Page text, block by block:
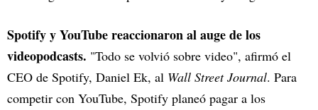
Spotify y YouTube reaccionaron al auge de los
videopodcasts. "Todo se volvió sobre video", afirmó el
CEO de Spotify, Daniel Ek, al Wall Street Journal. Para
competir con YouTube, Spotify planeó pagar a los